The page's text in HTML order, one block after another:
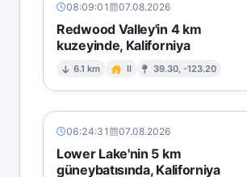
08:09:01 07.08.2026
Redwood Valley'in 4 km
kuzeyinde, Kaliforniya
6.1 km II 39.30, -123.20
06:24:31 07.08.2026
Lower Lake'nin 5 km
güneybatısında, Kaliforniya